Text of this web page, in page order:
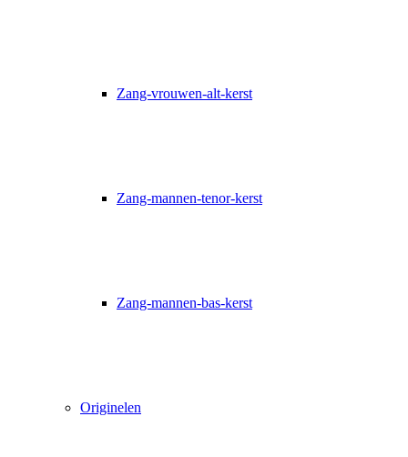
Zang-vrouwen-alt-kerst
Zang-mannen-tenor-kerst
Zang-mannen-bas-kerst
Originelen